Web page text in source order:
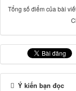
Tổng số điểm của bài
Ý kiến bạn đọc